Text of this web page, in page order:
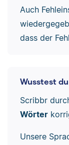
Auch
dass der
Wusstest
Scribbr
Wörter
Unsere